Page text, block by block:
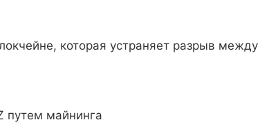
которая устраняет разрыв между
путем майнинга